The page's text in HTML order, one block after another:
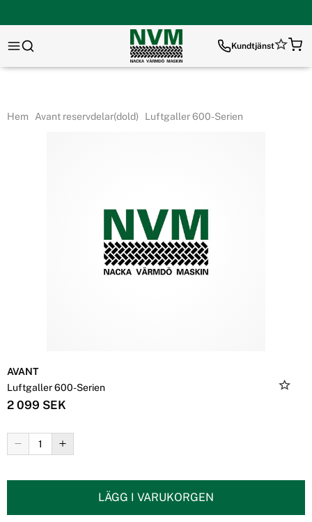
Kundtjänst
Hem Avant reservdelar(dold) Luftgaller 600-Serien
AVANT
Luftgaller 600-Serien
2 099 SEK
LÄGG I VARUKORGEN